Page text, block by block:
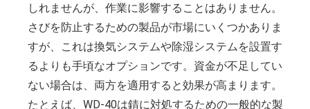
しれませんが、作業に影響することはありません。
さびを防止するための製品が市場にいくつかありま
すが、これは換気システムや除湿システムを設置す
るよりも手頃なオプションです。資金が不足してい
ない場合は、両方を適用すると効果が高まります。
たとえば、WD-40は錆に対処するための一般的な製